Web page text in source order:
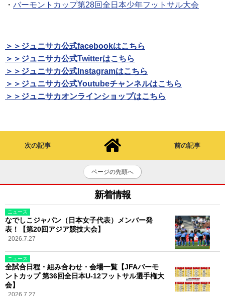
・ バーモントカップ第28回全日本少年フットサル大会
＞＞ジュニサカ公式facebookはこちら
＞＞ジュニサカ公式Twitterはこちら
＞＞ジュニサカ公式Instagramはこちら
＞＞ジュニサカ公式Youtubeチャンネルはこちら
＞＞ジュニサカオンラインショップはこちら
次の記事 前の記事
ページの先頭へ
新着情報
ニュース
なでしこジャパン（日本女子代表）メンバー発
表！【第20回アジア競技大会】
2026.7.27
ニュース
全試合日程・組み合わせ・会場一覧【JFAバーモ
ントカップ 第36回全日本U-12フットサル選手権大
会】